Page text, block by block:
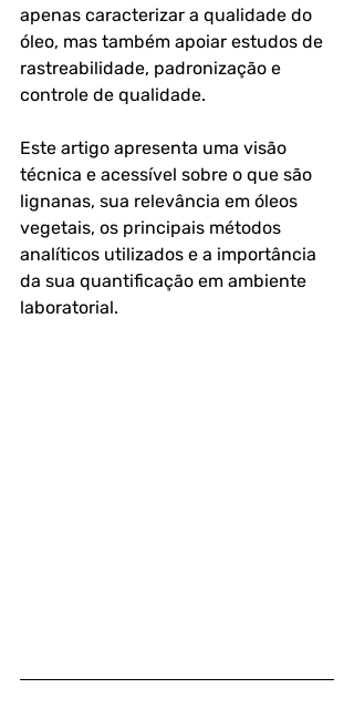
apenas caracterizar a qualidade do
óleo, mas também apoiar estudos de
rastreabilidade, padronização e
controle de qualidade.
Este artigo apresenta uma visão
técnica e acessível sobre o que são
lignanas, sua relevância em óleos
vegetais, os principais métodos
analíticos utilizados e a importância
da sua quantificação em ambiente
laboratorial.